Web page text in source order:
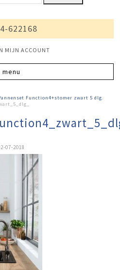
622168
MIJN ACCOUNT
Function4+stomer zwart 5 dlg.
07-2018